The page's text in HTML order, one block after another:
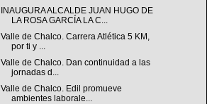
INAUGURA ALCALDE JUAN HUGO DE
LA ROSA GARCÍA LA C...
Valle de Chalco. Carrera Atlética 5 KM,
por ti y ...
Valle de Chalco. Dan continuidad a las
jornadas d...
Valle de Chalco. Edil promueve
ambientes laborale...